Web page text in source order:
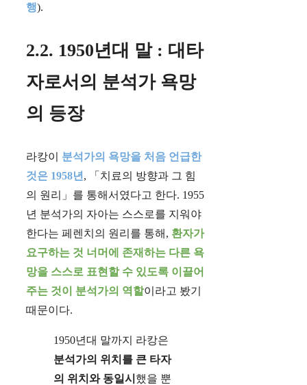
행).
2.2. 1950년대 말 : 대타
자로서의 분석가 욕망
의 등장
라캉이 분석가의 욕망을 처음 언급한
것은 1958년 , 「치료의 방향과 그 힘
의 원리」를 통해서였다고 한다. 1955
년 분석가의 자아는 스스로를 지워야
한다는 페렌치의 원리를 통해, 환자가
요구하는 것 너머에 존재하는 다른 욕
망을 스스로 표현할 수 있도록 이끌어
주는 것이 분석가의 역할이라고 봤기
때문이다.
1950년대 말까지 라캉은
분석가의 위치를 큰 타자
의 위치와 동일시 했을 뿐